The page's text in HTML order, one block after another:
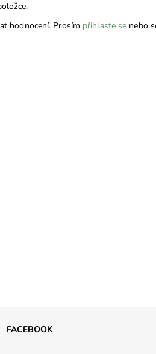
hodnocení. Prosím přihlaste se nebo
FACEBOOK